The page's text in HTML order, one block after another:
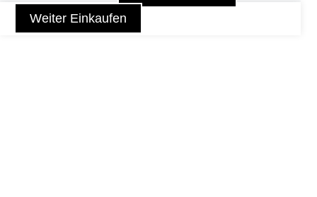
Weiter Einkaufen